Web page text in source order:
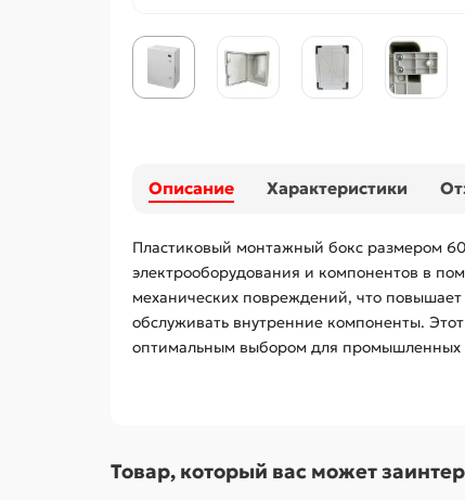
Описание Характеристики
Пластиковый монтажный бокс размером
электрооборудования и компонентов в
механических повреждений, что
обслуживать внутренние компоненты.
оптимальным выбором для промышленных
Товар, который вас может